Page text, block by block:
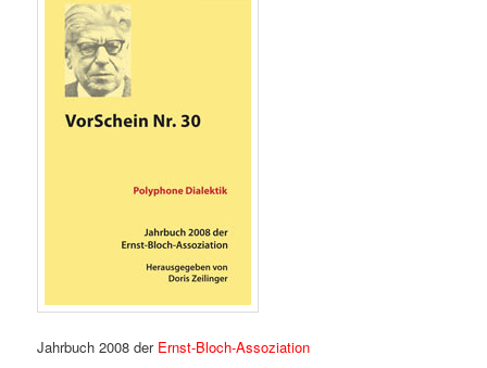
Jahrbuch 2008 der Ernst-Bloch-Assoziation